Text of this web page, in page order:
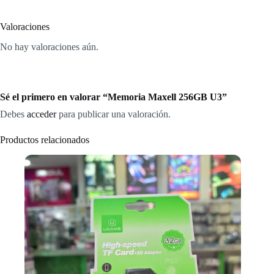
Valoraciones
No hay valoraciones aún.
Sé el primero en valorar “Memoria Maxell 256GB U3”
Debes accederpara publicar una valoración.
Productos relacionados